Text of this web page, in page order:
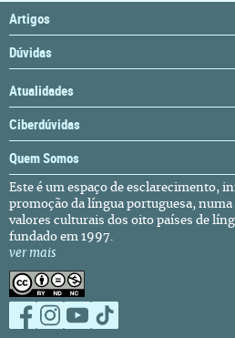
Artigos
Dúvidas
Atualidades
Ciberdúvidas
Quem Somos
Este é um espaço de esclarecimento,
promoção da língua portuguesa,
valores culturais dos oito países de
fundado em 1997.
ver mais